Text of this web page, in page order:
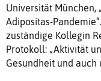
Universität München,
Adipositas-Pandemie“.
zuständige Kollegin
Protokoll: „Aktivität
Gesundheit und auch